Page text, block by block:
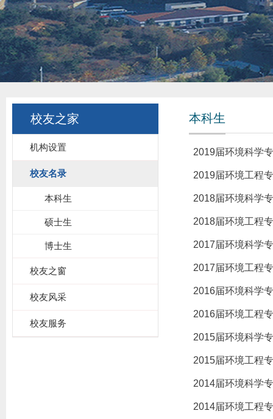
校友之家
机构设置
校友名录
本科生
硕士生
博士生
校友之窗
校友风采
校友服务
本科生
2019届环境科学
2019届环境工程
2018届环境科学
2018届环境工程
2017届环境科学
2017届环境工程
2016届环境科学
2016届环境工程
2015届环境科学
2015届环境工程
2014届环境科学
2014届环境工程